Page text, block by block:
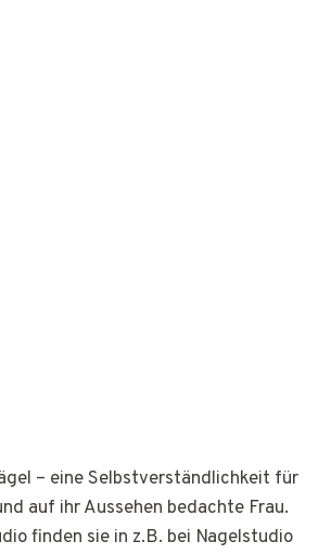
– eine Selbstverständlichkeit für
auf ihr Aussehen bedachte Frau.
finden sie in z.B. bei Nagelstudio